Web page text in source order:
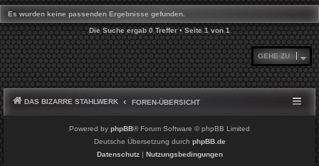
Es wurden keine passenden Ergebnisse gefunden.
Die Suche ergab 0 Treffer • Seite1von1
GEHE ZU
DAS BIZARRE STAHLWERK FOREN-ÜBERSICHT
Powered by phpBB® Forum Software © phpBB Limited
Deutsche Übersetzung durch phpBB.de
Datenschutz| Nutzungsbedingungen